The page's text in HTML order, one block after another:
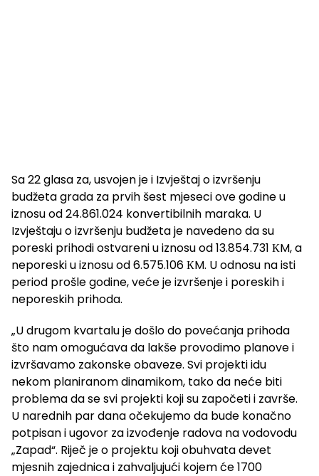
Sa 22 glasa za, usvojen je i Izvještaj o izvršenju
budžeta grada za prvih šest mjeseci ove godine u
iznosu od 24.861.024 konvertibilnih maraka. U
Izvještaju o izvršenju budžeta je navedeno da su
poreski prihodi ostvareni u iznosu od 13.854.731 КM, a
neporeski u iznosu od 6.575.106 КM. U odnosu na isti
period prošle godine, veće je izvršenje i poreskih i
neporeskih prihoda.
„U drugom kvartalu je došlo do povećanja prihoda
što nam omogućava da lakše provodimo planove i
izvršavamo zakonske obaveze. Svi projekti idu
nekom planiranom dinamikom, tako da neće biti
problema da se svi projekti koji su započeti i završe.
U narednih par dana očekujemo da bude konačno
potpisan i ugovor za izvođenje radova na vodovodu
„Zapad“. Riječ je o projektu koji obuhvata devet
mjesnih zajednica i zahvaljujući kojem će 1700